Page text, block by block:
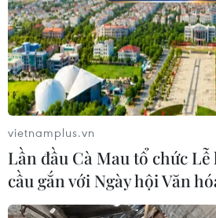
vietnamplus.vn
Lần đầu Cà Mau tổ chức
cầu gắn với Ngày hội Văn